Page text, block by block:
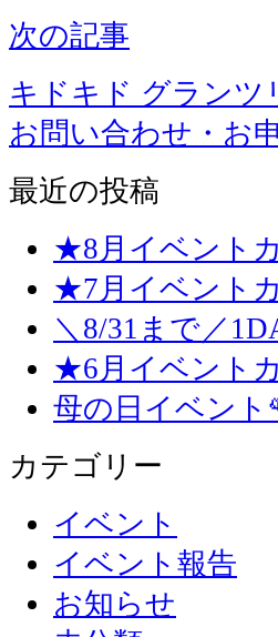
次の記事
キドキド グランツ
お問い合わせ・お
最近の投稿
★8月イベント
★7月イベント
＼8/31まで／
★6月イベント
母の日イベン
カテゴリー
イベント
イベント報告
お知らせ